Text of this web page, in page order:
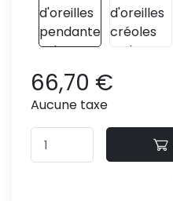
66,70 €
Aucune taxe